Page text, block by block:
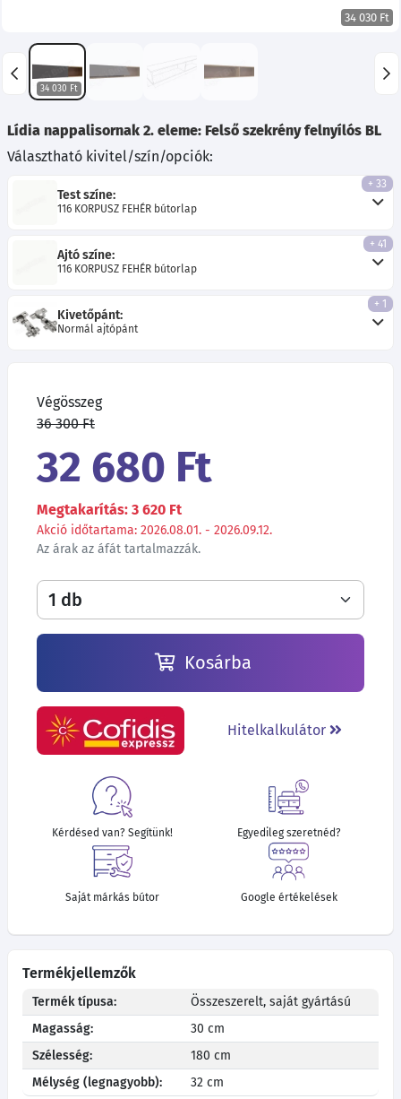
34 030 Ft
34 030 Ft
Lídia nappalisornak 2. eleme: Felső szekrény felnyílós BL
Választható kivitel/szín/opciók:
Test színe:
116 KORPUSZ FEHÉR bútorlap
+ 33
Ajtó színe:
116 KORPUSZ FEHÉR bútorlap
+ 41
Kivetőpánt:
Normál ajtópánt
+ 1
Végösszeg
36 300 Ft
32 680 Ft
Megtakarítás: 3 620 Ft
Akció időtartama: 2026.08.01. - 2026.09.12.
Az árak az áfát tartalmazzák.
Kosárba
Hitelkalkulátor
Kérdésed van? Segítünk! Egyedileg szeretnéd?
Saját márkás bútor Google értékelések
Termékjellemzők
Termék típusa:
Összeszerelt, saját gyártású
Magasság:
30 cm
Szélesség:
180 cm
Mélység (legnagyobb):
32 cm